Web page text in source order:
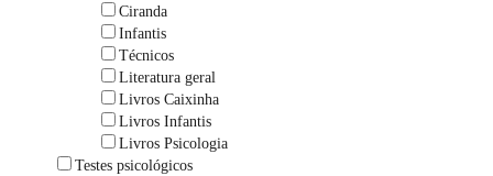
Ciranda
Infantis
Técnicos
Literatura geral
Livros Caixinha
Livros Infantis
Livros Psicologia
Testes psicológicos